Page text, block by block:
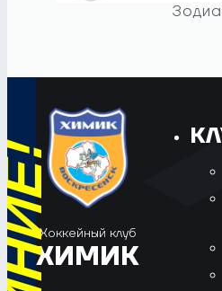
Хоккейный клуб
ХИМИК